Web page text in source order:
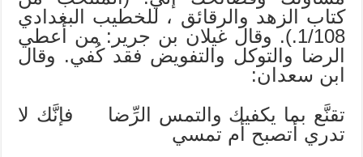
كتاب الزهد والرقائق ، للخطيب البغدادي
1/108.). وقال غيلان بن جرير: من أعطي
الرضا والتوكل والتفويض فقد كُفي. وقال
ابن سعدان:
تقنَّع بما يكفيك والتمس الرِّضا فإنَّك لا
تدري أتصبح أم تمسي